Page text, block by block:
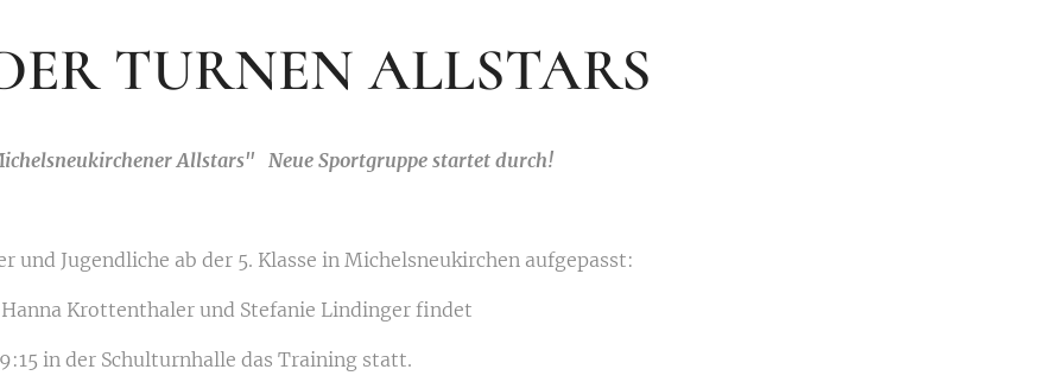
TURNEN ALLSTARS
Allstars" Neue Sportgruppe startet durch!
und Jugendliche ab der 5. Klasse in Michelsneukirchen aufgepasst:
Krottenthaler und Stefanie Lindinger findet
in der Schulturnhalle das Training statt.